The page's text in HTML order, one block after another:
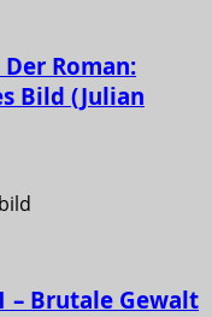
Roman:
Bild (Julian
– Brutale Gewalt